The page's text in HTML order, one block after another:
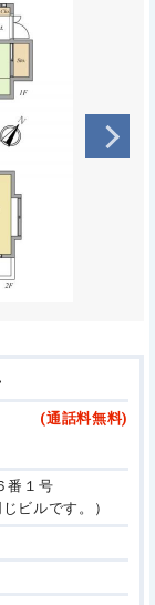
(通話料無料)
番１号
ビルです。）